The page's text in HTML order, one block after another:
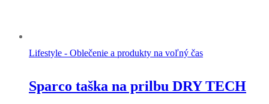
Lifestyle - Oblečenie a produkty na voľný čas
Sparco taška na prilbu DRY TECH